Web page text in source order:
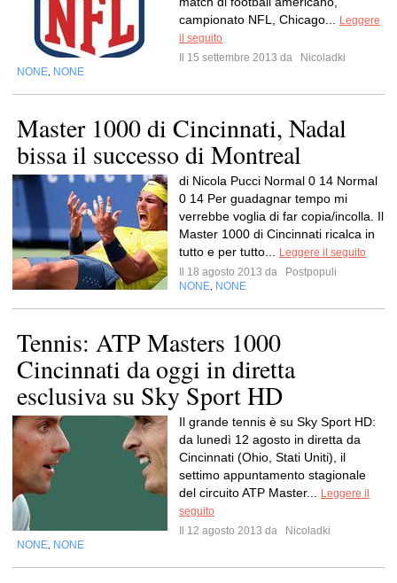
campionato NFL, Chicago...
Leggere
il seguito
Il 15 settembre 2013 da
Nicoladki
NONE NONE
Master 1000 di Cincinnati, Nadal
bissa il successo di Montreal
di Nicola Pucci Normal 0 14 Normal
0 14 Per guadagnar tempo mi
verrebbe voglia di far copia/incolla. Il
Master 1000 di Cincinnati ricalca in
tutto e per tutto...
Leggere il seguito
Il 18 agosto 2013 da
Postpopuli
NONE NONE
Tennis: ATP Masters 1000
Cincinnati da oggi in diretta
esclusiva su Sky Sport HD
Il grande tennis è su Sky Sport HD:
da lunedì 12 agosto in diretta da
Cincinnati (Ohio, Stati Uniti), il
settimo appuntamento stagionale
del circuito ATP Master...
Leggere il
seguito
Il 12 agosto 2013 da
Nicoladki
NONE NONE